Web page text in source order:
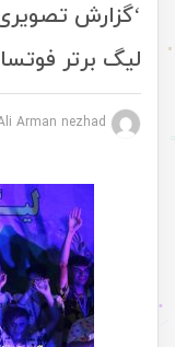
‘گزارش
لیگ برتر